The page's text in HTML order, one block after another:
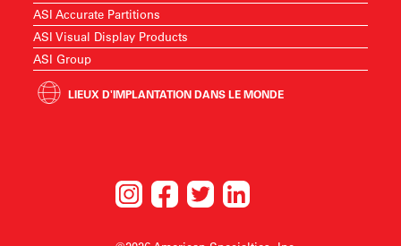
ASI Accurate Partitions
ASI Visual Display Products
ASI Group
LIEUX D'IMPLANTATION DANS LE MONDE